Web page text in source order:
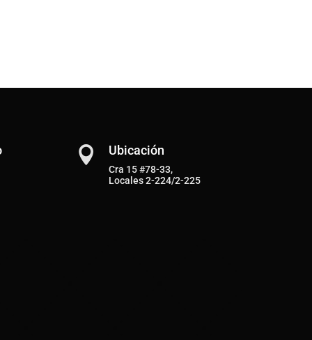
 Ubicación
Cra 15 #78-33,
Locales 2-224/2-225